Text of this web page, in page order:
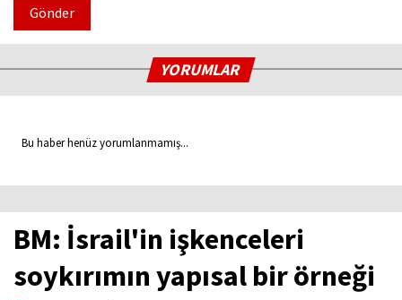
Gönder
YORUMLAR
Bu haber henüz yorumlanmamış...
BM: İsrail'in işkenceleri
soykırımın yapısal bir örneği